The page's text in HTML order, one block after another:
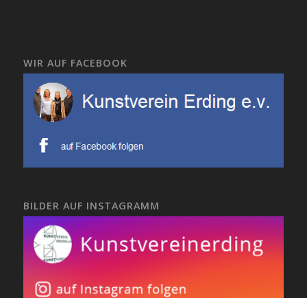
WIR AUF FACEBOOK
BILDER AUF INSTAGRAMM